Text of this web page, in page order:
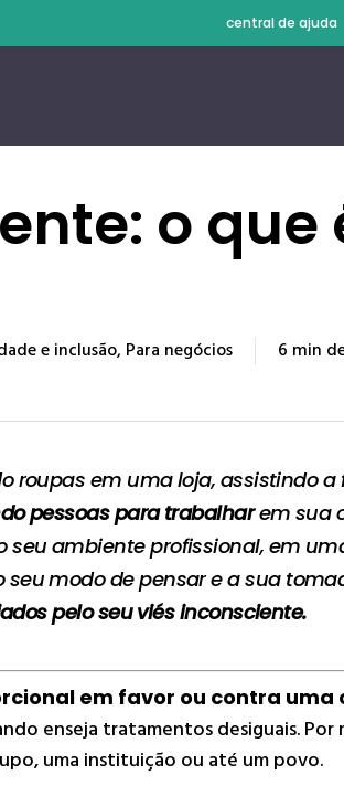
central de ajuda
o que
e inclusão,Para negócios 6 min
roupas em uma loja, assistindo a
pessoas para trabalharem sua
seu ambiente profissional, em
modo de pensar e a sua
pelo seu viés inconsciente.
em favor ou contra uma
enseja tratamentos desiguais. Por
uma instituição ou até um povo.